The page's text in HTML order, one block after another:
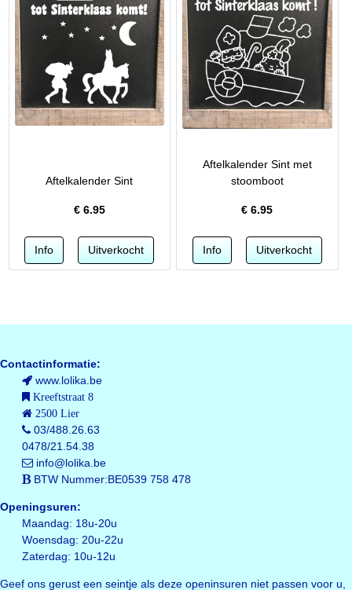
Aftelkalender Sint
€ 6.95
Aftelkalender Sint met
stoomboot
€6.95
Contactinformatie:
www.lolika.be
Kreeftstraat 8
2500 Lier
03/488.26.63
0478/21.54.38
info@lolika.be
BTW Nummer:BE0539 758 478
Openingsuren:
Maandag: 18u-20u
Woensdag: 20u-22u
Zaterdag: 10u-12u
Geef ons gerust een seintje als deze openinsuren niet passen voor u,